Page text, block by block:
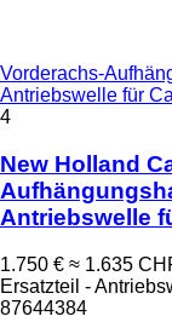
Vorderachs-
Antriebswelle für
4
New Holland
Antriebswelle
1.750 € ≈ 1.635
Ersatzteil -
87644384